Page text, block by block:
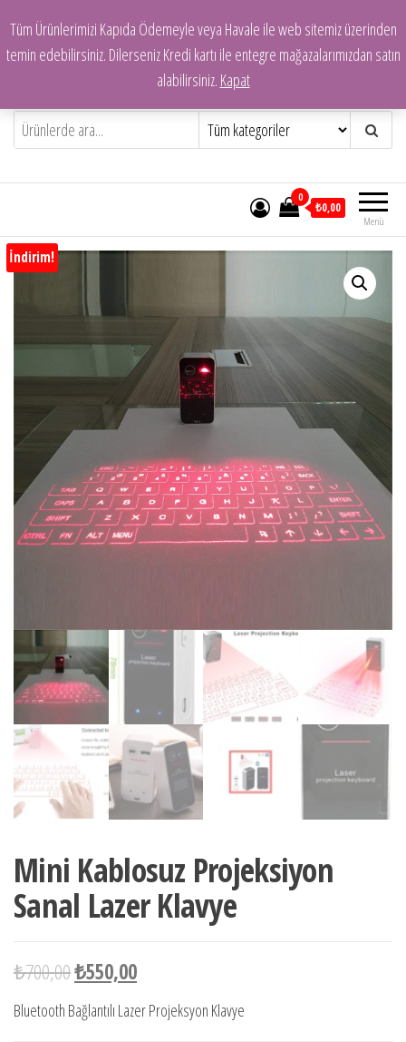
atla
Mersin E-Ticaret | Dolgun Teknoloji
Ürünleri | Toptan ve Perakende
Elektronik Ürünler, Bilgisayar, Oto
Aksesuarları
Menü
0
₺0,00
İndirim!
Mini Kablosuz Projeksiyon
Sanal Lazer Klavye
₺700,00₺550,00
Bluetooth Bağlantılı Lazer Projeksyon Klavye
Tüm Ürünlerimizi Kapıda Ödemeyle veya Havale ile web sitemiz üzerinden
temin edebilirsiniz. Dilerseniz Kredi kartı ile entegre mağazalarımızdan satın
alabilirsiniz. Kapat